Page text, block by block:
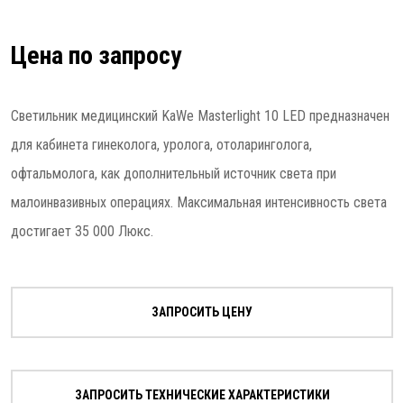
Цена по запросу
Светильник медицинский KaWe Masterlight 10 LED предназначен
для кабинета гинеколога, уролога, отоларинголога,
офтальмолога, как дополнительный источник света при
малоинвазивных операциях. Максимальная интенсивность света
достигает 35 000 Люкс.
ЗАПРОСИТЬ ЦЕНУ
ЗАПРОСИТЬ ТЕХНИЧЕСКИЕ ХАРАКТЕРИСТИКИ